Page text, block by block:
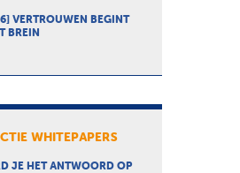
VERTROUWEN BEGINT
BREIN
WHITEPAPERS
JE HET ANTWOORD OP